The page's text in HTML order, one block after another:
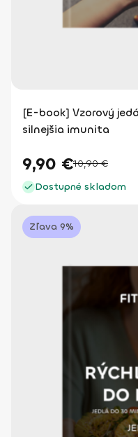
[E-book] Vzorový
silnejšia imunita
9,90 €10,90€
Dostupné skladom
Zľava 9%